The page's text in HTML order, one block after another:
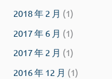
2018 年 2 月 (1)
2017 年 6 月 (1)
2017 年 2 月 (1)
2016 年 12 月 (1)